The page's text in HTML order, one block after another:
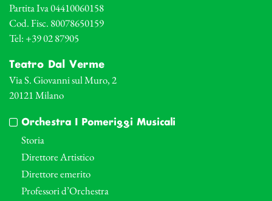
Partita Iva 04410060158
Cod. Fisc. 80078650159
Tel: +39 02 87905
Teatro Dal Verme
Via S. Giovanni sul Muro, 2
20121 Milano
Orchestra I Pomeriggi Musicali
Storia
Direttore Artistico
Direttore emerito
Professori d’Orchestra